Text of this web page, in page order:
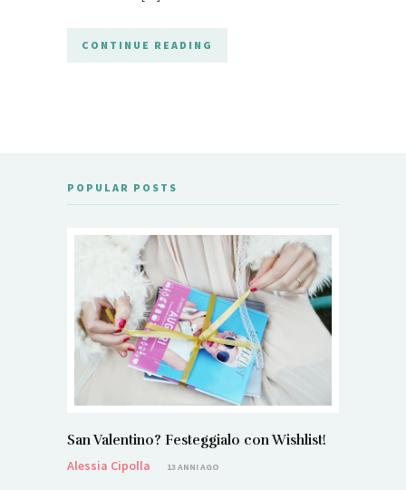
CONTINUE READING
POPULAR POSTS
San Valentino? Festeggialo con Wishlist!
Alessia Cipolla
13 ANNI AGO